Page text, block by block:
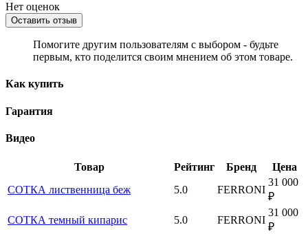
Нет оценок
Оставить отзыв
Помогите другим пользователям с выбором - будьте
первым, кто поделится своим мнением об этом товаре.
Как купить
Гарантия
Видео
Товар Рейтинг Бренд
Цена
СОТКА лиственница беж
5.0 FERRONI
31 000
₽
СОТКА темный кипарис
5.0 FERRONI
31 000
₽